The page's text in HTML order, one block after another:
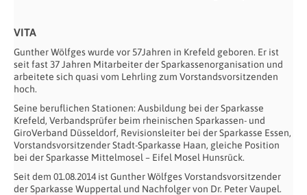
VITA
Gunther Wölfges wurde vor 57Jahren in Krefeld geboren. Er ist
seit fast 37 Jahren Mitarbeiter der Sparkassenorganisation und
arbeitete sich quasi vom Lehrling zum Vorstandsvorsitzenden
hoch.
Seine beruflichen Stationen: Ausbildung bei der Sparkasse
Krefeld, Verbandsprüfer beim rheinischen Sparkassen- und
GiroVerband Düsseldorf, Revisionsleiter bei der Sparkasse Essen,
Vorstandsvorsitzender Stadt-Sparkasse Haan, gleiche Position
bei der Sparkasse Mittelmosel – Eifel Mosel Hunsrück.
Seit dem 01.08.2014 ist Gunther Wölfges Vorstandsvorsitzender
der Sparkasse Wuppertal und Nachfolger von Dr. Peter Vaupel.